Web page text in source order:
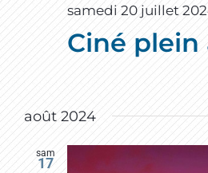
samedi 20 juillet
Ciné plein
août 2024
sam
17